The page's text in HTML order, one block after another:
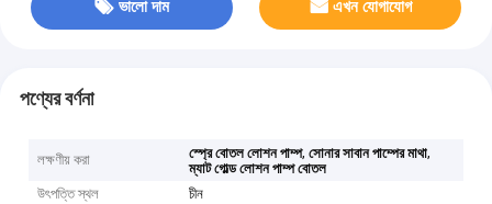
ভালো দাম এখন যোগাযোগ
পণ্যের বর্ণনা
লক্ষণীয় করা স্প্রে বোতল লোশন পাম্প,সোনার সাবান পাম্পের মাথা,
ম্যাট গোল্ড লোশন পাম্প বোতল
উৎপত্তি স্থল
চীন